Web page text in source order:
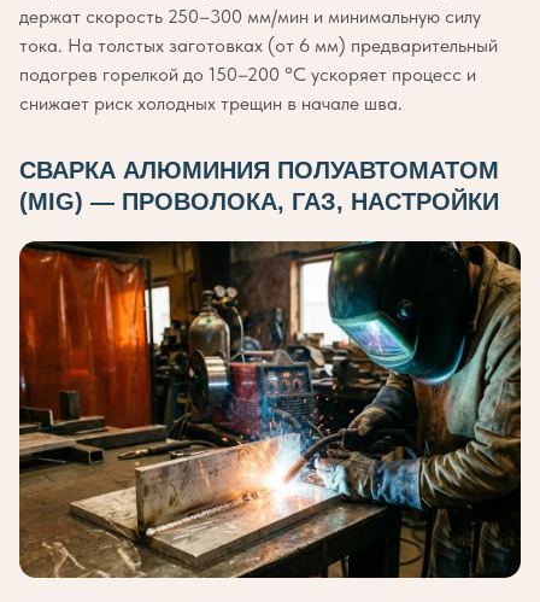
держат скорость 250–300 мм/мин и минимальную силу
тока. На толстых заготовках (от 6 мм) предварительный
подогрев горелкой до 150–200 °C ускоряет процесс и
снижает риск холодных трещин в начале шва.
СВАРКА АЛЮМИНИЯ ПОЛУАВТОМАТОМ
(MIG) — ПРОВОЛОКА, ГАЗ, НАСТРОЙКИ